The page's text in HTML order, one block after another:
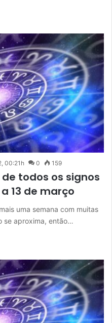
00:21h 0 159
todos os signos
13 de março
uma semana com muitas
se aproxima, então…